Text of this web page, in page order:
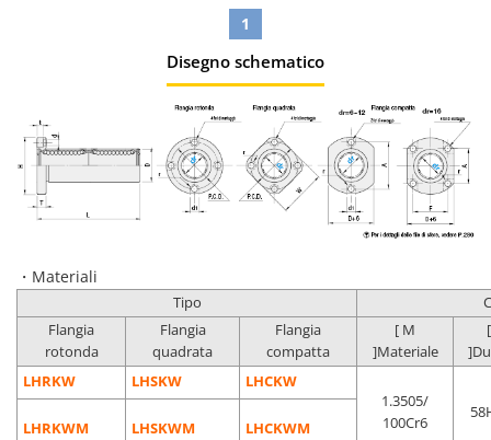
1
Disegno schematico
・Materiali
Tipo
Flangia
rotonda
Flangia
quadrata
Flangia
compatta
[ M
]Materiale
LHRKW
LHSKW
LHCKW
1.3505/
100Cr6
LHRKWM
LHSKWM LHCKWM